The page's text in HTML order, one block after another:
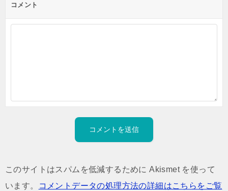
コメント
このサイトはスパムを低減するために Akismet を使って
います。
コメントデータの処理方法の詳細はこちらをご覧